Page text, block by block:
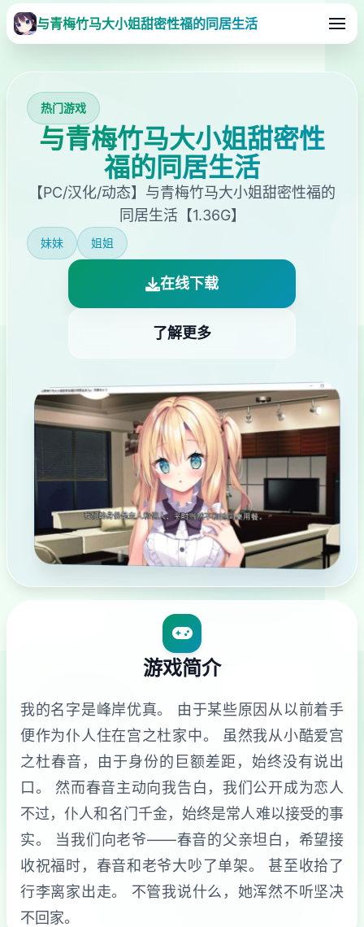
与青梅竹马大小姐甜密性福的同居生活
热门游戏
与青梅竹马大小姐甜密性
福的同居生活
【PC/汉化/动态】与青梅竹马大小姐甜密性福的
同居生活【1.36G】
妹妹 姐姐
在线下载
了解更多
游戏简介
我的名字是峰岸优真。 由于某些原因从以前着手
便作为仆人住在宫之杜家中。 虽然我从小酷爱宫
之杜春音，由于身份的巨额差距，始终没有说出
口。 然而春音主动向我告白，我们公开成为恋人
不过，仆人和名门千金，始终是常人难以接受的事
实。 当我们向老爷——春音的父亲坦白，希望接
收祝福时，春音和老爷大吵了单架。 甚至收拾了
行李离家出走。 不管我说什么，她浑然不听坚决
不回家。